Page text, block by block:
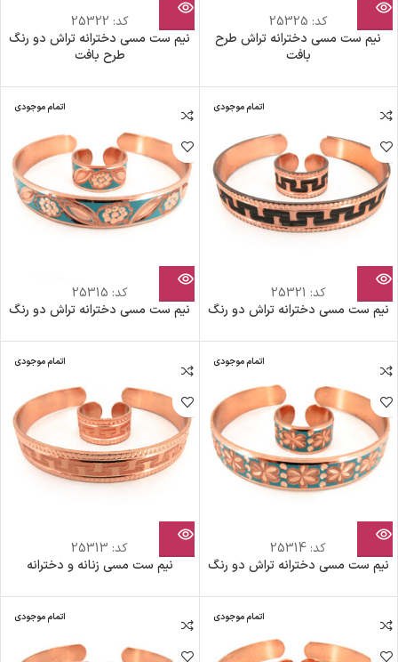
کد: 25325
نیم ست مسی دخترانه تراش طرح
بافت
کد: 25322
نیم ست مسی دخترانه تراش دو رنگ
طرح بافت
اتمام موجودی
کد: 25321
نیم ست مسی دخترانه تراش دو رنگ
اتمام موجودی
کد: 25315
نیم ست مسی دخترانه تراش دو رنگ
اتمام موجودی
کد: 25314
نیم ست مسی دخترانه تراش دو رنگ
اتمام موجودی
کد: 25313
نیم ست مسی زنانه و دخترانه
اتمام موجودی اتمام موجودی